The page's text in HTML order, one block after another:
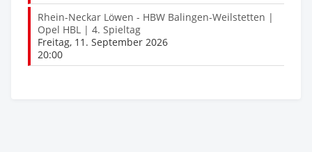
Rhein-Neckar Löwen - HBW Balingen-Weilstetten |
Opel HBL | 4. Spieltag
Freitag, 11. September 2026
20:00